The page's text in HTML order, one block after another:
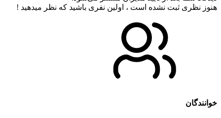
هنوز نظری ثبت نشده است ، اولین نفری باشید که نظر میدهید !
خوانندگان